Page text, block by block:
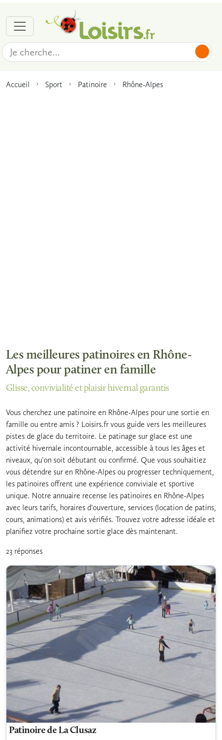
Accueil Sport Patinoire Rhône-Alpes
Les meilleures patinoires en Rhône-
Alpes pour patiner en famille
Glisse, convivialité et plaisir hivernal garantis
Vous cherchez une patinoire en Rhône-Alpes pour une sortie en
famille ou entre amis ? Loisirs.fr vous guide vers les meilleures
pistes de glace du territoire. Le patinage sur glace est une
activité hivernale incontournable, accessible à tous les âges et
niveaux, qu'on soit débutant ou confirmé. Que vous souhaitiez
vous détendre sur en Rhône-Alpes ou progresser techniquement,
les patinoires offrent une expérience conviviale et sportive
unique. Notre annuaire recense les patinoires en Rhône-Alpes
avec leurs tarifs, horaires d'ouverture, services (location de patins,
cours, animations) et avis vérifiés. Trouvez votre adresse idéale et
planifiez votre prochaine sortie glace dès maintenant.
23 réponses
Patinoire de La Clusaz